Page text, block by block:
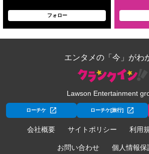
フォロー
エンタメの「今」がわ
Lawson Entertainment
ローチケ ローチケ[旅行]
会社概要 サイトポリシー 利用
お問い合わせ 個人情報保